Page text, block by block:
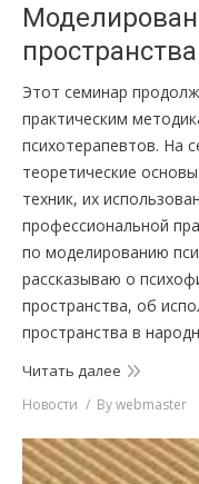
пространства
Этот семинар
практическим
психотерапевтов. На
теоретические
техник, их
профессиональной
по моделированию
рассказываю о
пространства, об
пространства в
Читать далее
Новости Bywebmaster